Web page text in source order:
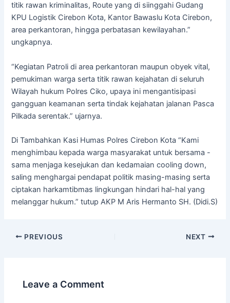
titik rawan kriminalitas, Route yang di siinggahi Gudang
KPU Logistik Cirebon Kota, Kantor Bawaslu Kota Cirebon,
area perkantoran, hingga perbatasan kewilayahan.”
ungkapnya.
“Kegiatan Patroli di area perkantoran maupun obyek vital,
pemukiman warga serta titik rawan kejahatan di seluruh
Wilayah hukum Polres Ciko, upaya ini mengantisipasi
gangguan keamanan serta tindak kejahatan jalanan Pasca
Pilkada serentak.” ujarnya.
Di Tambahkan Kasi Humas Polres Cirebon Kota “Kami
menghimbau kepada warga masyarakat untuk bersama -
sama menjaga kesejukan dan kedamaian cooling down,
saling menghargai pendapat politik masing-masing serta
ciptakan harkamtibmas lingkungan hindari hal-hal yang
melanggar hukum.” tutup AKP M Aris Hermanto SH. (Didi.S)
PREVIOUS NEXT
Leave a Comment